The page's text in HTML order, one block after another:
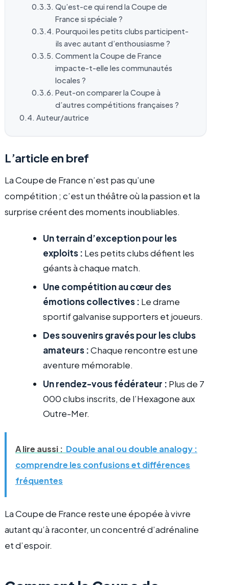
Qu’est-ce qui rend la Coupe de
France si spéciale ?
Pourquoi les petits clubs participent-
ils avec autant d’enthousiasme ?
Comment la Coupe de France
impacte-t-elle les communautés
locales ?
Peut-on comparer la Coupe à
d’autres compétitions françaises ?
Auteur/autrice
L’article en bref
La Coupe de France n’est pas qu’une
compétition ; c’est un théâtre où la passion et la
surprise créent des moments inoubliables.
Un terrain d’exception pour les
exploits : Les petits clubs défient les
géants à chaque match.
Une compétition au cœur des
émotions collectives : Le drame
sportif galvanise supporters et joueurs.
Des souvenirs gravés pour les clubs
amateurs :Chaque rencontre est une
aventure mémorable.
Un rendez-vous fédérateur : Plus de 7
000 clubs inscrits, de l’Hexagone aux
Outre-Mer.
A lire aussi : Double anal ou double analogy :
comprendre les confusions et différences
fréquentes
La Coupe de France reste une épopée à vivre
autant qu’à raconter, un concentré d’adrénaline
et d’espoir.